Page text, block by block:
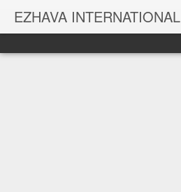
EZHAVA INTERNATIONAL